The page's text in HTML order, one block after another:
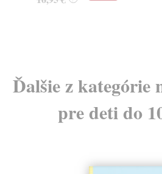
Ďalšie z kategórie
pre deti do